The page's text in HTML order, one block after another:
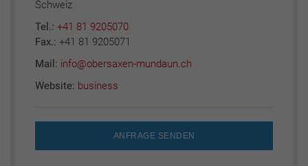
Schweiz
Tel.: +41 81 9205070
Fax.: +41 81 9205071
Mail: info@obersaxen-mundaun.ch
Website: business
ANFRAGE SENDEN